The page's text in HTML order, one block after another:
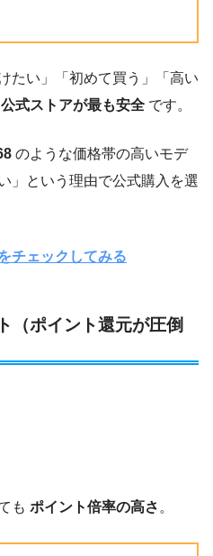
たい」「初めて買う」「高い
公式ストアが最も安全 です。
のような価格帯の高いモデ
」という理由で公式購入を選
チェックしてみる
（ポイント還元が圧倒
も ポイント倍率の高さ 。